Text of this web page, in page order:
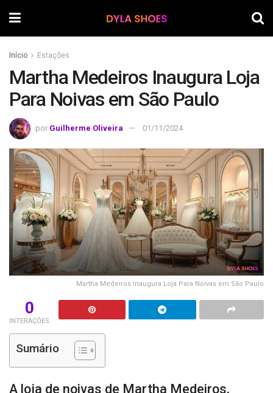
Início Estações
Martha Medeiros Inaugura Loja
Para Noivas em São Paulo
por Guilherme Oliveira 01/11/2024
Martha Medeiros Inaugura Loja Para Noivas em São Paulo
0
INTERAÇÕES
Sumário
A loja de noivas de Martha Medeiros,